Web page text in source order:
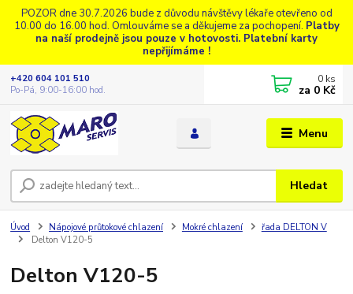
POZOR dne 30.7.2026 bude z důvodu návštěvy lékaře otevřeno od
10.00 do 16.00 hod. Omlouváme se a děkujeme za pochopení. Platby
na naší prodejně jsou pouze v hotovosti. Platební karty
nepřijímáme !
Menu
Hledat
+420 604 101 510
Po-Pá, 9:00-16:00 hod.
0 ks
za 0 Kč
Úvod Nápojové průtokové chlazení Mokré chlazení
řada DELTON V
Delton V120-5
Delton V120-5